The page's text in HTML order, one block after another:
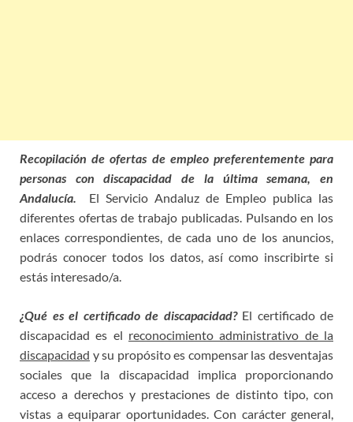
Recopilación de ofertas de empleo preferentemente para
personas con discapacidad de la última semana, en
Andalucía.
El Servicio Andaluz de Empleo publica las
diferentes ofertas de trabajo publicadas. Pulsando en los
enlaces correspondientes, de cada uno de los anuncios,
podrás conocer todos los datos, así como inscribirte si
estás interesado/a.
¿Qué es el certificado de discapacidad? El certificado de
discapacidad es el reconocimiento administrativo de la
discapacidad y su propósito es compensar las desventajas
sociales que la discapacidad implica proporcionando
acceso a derechos y prestaciones de distinto tipo, con
vistas a equiparar oportunidades. Con carácter general,